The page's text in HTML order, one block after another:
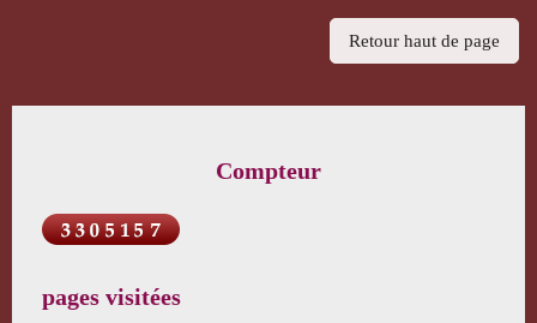
Retour haut de page
Compteur
pages visitées